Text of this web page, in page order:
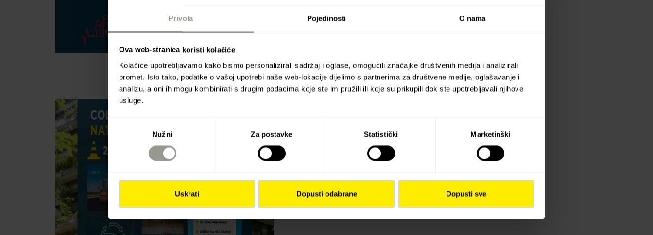
Privola Pojedinosti O nama
Ova web-stranica koristi kolačiće
Kolačiće upotrebljavamo kako bismo personalizirali sadržaj i oglase, omogućili značajke društvenih medija i analizirali
promet. Isto tako, podatke o vašoj upotrebi naše web-lokacije dijelimo s partnerima za društvene medije, oglašavanje i
analizu, a oni ih mogu kombinirati s drugim podacima koje ste im pružili ili koje su prikupili dok ste upotrebljavali njihove
usluge.
pristanka
Nužni Za postavke Statistički Marketinški
Uskrati Dopusti odabrane Dopusti sve
Natječaj za sponzorstvo 2025.